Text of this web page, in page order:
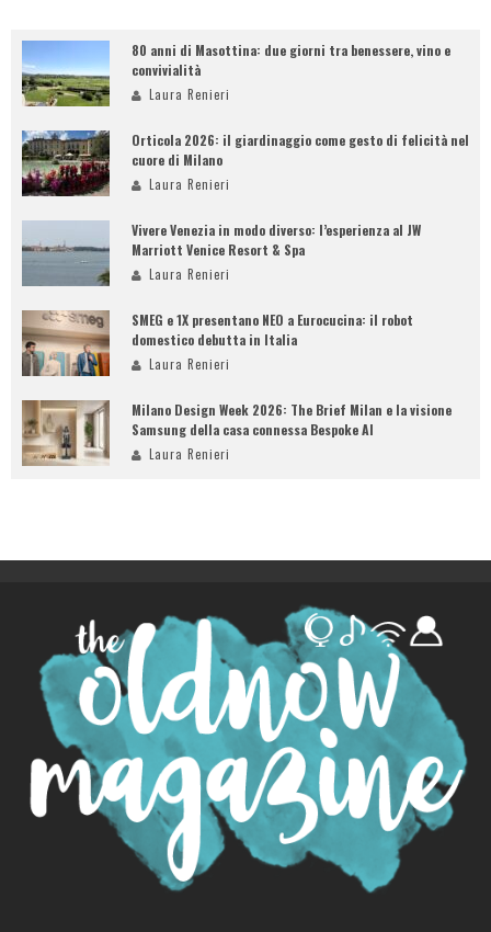
80 anni di Masottina: due giorni tra benessere, vino e
convivialità
Laura Renieri
Orticola 2026: il giardinaggio come gesto di felicità nel
cuore di Milano
Laura Renieri
Vivere Venezia in modo diverso: l’esperienza al JW
Marriott Venice Resort & Spa
Laura Renieri
SMEG e 1X presentano NEO a Eurocucina: il robot
domestico debutta in Italia
Laura Renieri
Milano Design Week 2026: The Brief Milan e la visione
Samsung della casa connessa Bespoke AI
Laura Renieri